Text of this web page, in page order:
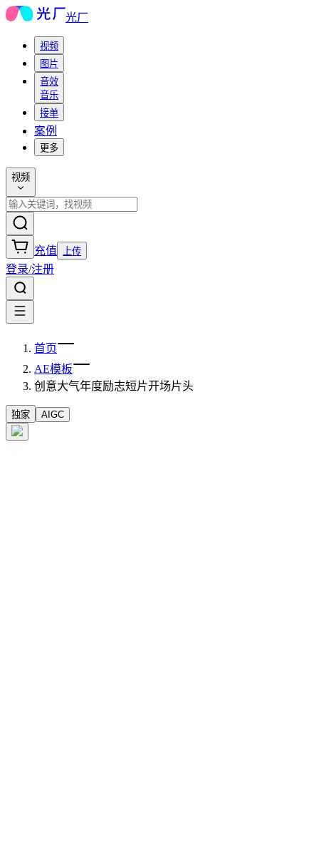
光厂
视频
图片
音效
音乐
接单
案例
更多
视频
充值 上传
登录/注册
首页
AE模板
创意大气年度励志短片开场片头
独家 AIGC